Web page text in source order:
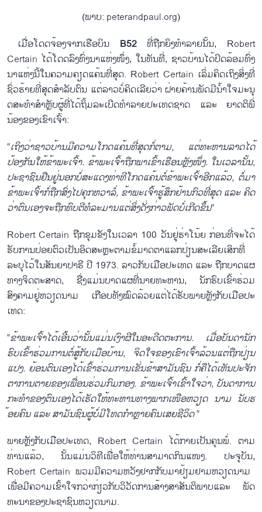
(ພາບ: peterandpaul.org)
​ ເມື່ອ​​​ໂດດ​ຈ້ອງ​ຈາກ​ເຮືອບິນ B52ທີ່ຖືກ​ຍິງ​ທຳ​ລາຍ​ນັ້ນ, Robert
Certain ​ໄດ້​ໂດດ​ລົງ​ທົ່ງ​ນາ​ແຫ່ງ​ໜຶ່ງ, ​ໃນ​ທັນ​ທີ່, ຊາວບ້ານ​ໄດ້​ປິດ​ລ້ອມ​ທົ່ງ​
ນາ​ແຫ່ງນີ້​ໃນ​ຄວາມຄຽ​ດແຄ້ນ​ທີ່​ສຸດ. Robert Certain ​ເລິ່ມຄິດ​ເຖິງ​ສິ່ງ​ທີ່​
ຊົ່ວຮ້າຍ​​ທີ່​ສຸດ​ສຳລັບ​ຕົນ ​ແຕ່​ລາວ​ບໍ່​ຄິດ​ເລີຍ​ວ່າ ຝ່າຍ​ຄ້ານ​ພັດ​ມີ​ນ້ຳ​ໃຈ​ມະນຸ​
ດສະ​ທຳ​ສຳຫຼັບ​ຜູ້​ທີ່​​ໄດ້ຖິ້ມ​ລະ​ເບີດ​ທຳລາຍ​ປະ​ເທດ​ຊາດ ​ແລະ ຍາດຕິ​ພີ່​
ນ້ອງ​ຂ​ອງ​ເຂົາ​ເຈົ້າ:
“​​​​ເຖິງ​ວ່າ​ຊາວບ້ານ​ມີ​ຄວາມ​ໂກດ​ແຄ້ນ​ທີ່​ສຸດກໍ່ຕາມ​, ແຕ່​ທະຫານ​ລາດ​ໄດ້​
ປ້ອງກັນ​ໃຫ້​ຂ້າພະ​ເຈົ້າ. ຂ້າພະ​ເຈົ້າຖືກ​​ພາເຂົ້າ​ເຮືອນ​ຫຼັງ​ໜຶ່ງ. ​ໃນ​​ເວລານັ້ນ,
ປະຊາຊົນ​ຢືນ​ຢູ່ນອກບໍ່​ສະ​ແດງ​​ທ່າ​ທີ​ໂກດແຄ້ນ​ຕໍ່​ຂ້າພະ​ເຈົ້າອີກ​ແລ້ວ, ​ຕໍ່​ມາ
ຂ້າພະ​ເຈົ້າ​ກໍ່ຖືກ​ສົ່ງ​ໄປ​ຄຸກ​ຫວາ​ລໍ່, ຂ້າພະ​ເຈົ້າ​ຮູ້​ສຶກຢ້ານ​ກົວ​ທີ່​ສຸດ ​ແລະ ຄິດ​
ວ່າ​ຕົນ​​ເອງຈະ​ຖືກທົບ​ຕີ​ທໍລະ​ມານ​ແຕ່​ສິ່ງ​ດັ່ງກ່າວ​ພັດ​ບໍ່​ເກີດ​ຂຶ້ນ“
Robert Certain ຖືກ​ຂຸມ​ຂັງ​ໃນ​ເວລາ 100 ວັນ​ຢູ່​ຮ່າ​ໂນ້ຍ ກ່ອນ​ທີ່​ຈະ​ໄດ້​
ຮັບ​ການ​ປ່ອຍ​ຕົວ​ເປັນ​ອິດສະຫຼະ​ຕາມ​ຂໍ້​ມາດຕາ​ແລກປ່ຽນ​ສະ​ເລີຍ​ເສິກ​ທີ່​
ລະ​ບຸ​ໄວ້ໃນ​ສັນຍາ​ປາຣີ ປີ 1973. ລາວ​ກັບ​ເມືອ​ປະ​ເທດ ​ແລະ​ ຖືກ​ບາດ​ແຜ​
ທາງ​ຈິດ​ຕະ​ສາດ, ຊື່​ງແມ່ນ​ບາດ​ແຜ​ທີ່ນາຍ​ທະຫານ, ນັກຮົບ​ເຂົ້າຮ່ວມ​
ສົງຄາມ​ຢູ່​ຫວຽດນາມ​ ເກືອບ​ທັງ​ໝົດລ້ວຍ​ແຕ່​ໄດ້​ຮັບ​​ພາຍຫຼັງ​ກັບ​ເມືອ​ປະ​
ເທດ:
“​ຂ້າພະ​ເຈົ້າ​ໄດ້​ເອີ້ນ​ວ່າ​ນັ້ນ​ແມ່ນ​ເງົາ​ຜີ​ໃນ​ອະດີດຕະການ. ​ເມື່ອ​ບັນດາ​ນັກ​
ຮົບ​ເຂົ້າຮ່ວມ​ການ​ຕໍ່ສູ້​ກັບ​ເມືອ​ບ້ານ, ​ຈິດ​ໃຈ​ຂອງ​ເຂົາ​ເຈົ້າ​ລ້ວນ​ແຕ່​ຖືກ​ປ່ຽນ​
ແປງ. ​​ຍ້ອນ​ຕົນ​ເອງໄດ້ເຂົ້າ​ຮ່ວມ​ການເຂັ່ນ​ຂ້າ​ສາ​ມັນ​ຊົນ ກໍ່​ຄືໄດ້ເຫັນ​ປະຈັກ​
ຕາ​ການ​​ຕາຍ​ຂອງເພື່ອນຮ່ວມ​ກົມ​ກອງ​. ຂ້າພະ​ເຈົ້າ​ເຂົ້າ​ໃຈ​ວ່າ, ບັນດາ​ການ
ກະ​ທຳຂອງ​ຕົນ​ເອງ​ໄດ້​ເຮັດ​ໃຫ້​ທະ​ຫານ​ທາງ​ພາກ​ເໜືອ​ຫວຽດ ນາມ ນັບ​ຮ​
້ອຍຄົນ ​ແລະ ສາມັນ​ຊົນ​ຜູ້​ບໍ່​ມີ​ໂທດ​ກຳ​ຫຼາຍ​ຄົນ​ເສຍ​ຊີວິດ“
ພາຍຫຼັງ​ກັບ​ເມືອ​ປະ​ເທດ, Robert Certain ​ໄດ້​ກາຍ​ເປັນ​ຄຸນ​ພໍ່. ຕາມ​
ທ່ານ​ແລ້ວ, ນັ້ນ​ແມ່ນ​ວິທີ​ເພື່ອ​ໃຫ້​ທ່ານ​ສາມາດກິນ​ແໜງ. ປະຈຸ​ບັນ,
Robert Certain ພວມ​ມີ​ຄວາມ​ຫວັງ​ຢາກ​ກັບ​​ມາ​ຢ້ຽມຢາມ​ຫວຽດນາມ ​
ເພື່ອ​ມີ​ຄວາມເຂົ້າ​ໃຈກວ່າ​ກ່ຽວ​ກັບ​ວິວັດ​ການ​ສ້າງ​ສາສັນ​ຕິ​ພາບ​ແລະ ​ພັດ​
ທະ​ນາ​ຂອງ​ປະຊາຊົນ​ຫວຽດນາມ.